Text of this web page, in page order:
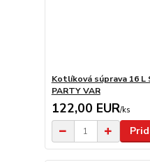
Kotlíková súprava 16 L
PARTY VAR
122,00 EUR/ks